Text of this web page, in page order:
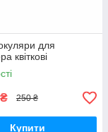
для
квіткові
₴ 250 ₴
Купити